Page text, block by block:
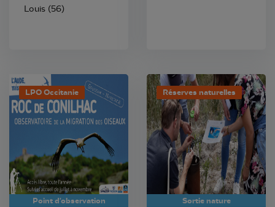
Louis (56)
LPO Occitanie
Point d'observation
Réserves naturelles
Sortie nature